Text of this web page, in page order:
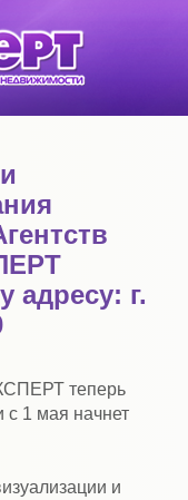
адресу: г.
теперь
с 1 мая начнет
и